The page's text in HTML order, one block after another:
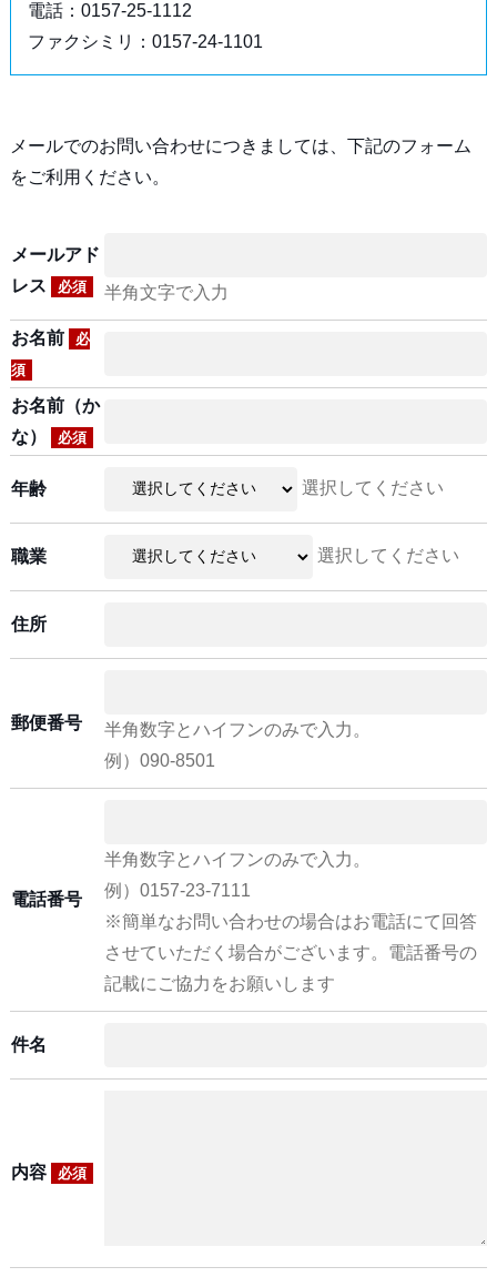
電話：0157-25-1112
ファクシミリ：0157-24-1101
メールでのお問い合わせにつきましては、下記のフォーム
をご利用ください。
メールアド
レス
必須 半角文字で入力
お名前
必
須
お名前（か
な）
必須
年齢 選択してください
職業 選択してください
住所
郵便番号
半角数字とハイフンのみで入力。
例）090-8501
電話番号
半角数字とハイフンのみで入力。
例）0157-23-7111
※簡単なお問い合わせの場合はお電話にて回答
させていただく場合がございます。電話番号の
記載にご協力をお願いします
件名
内容 必須